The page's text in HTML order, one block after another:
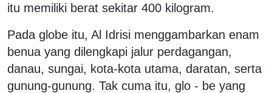
itu memiliki berat sekitar 400 kilogram.
Pada globe itu, Al Idrisi menggambarkan enam
benua yang dilengkapi jalur perdagangan,
danau, sungai, kota-kota utama, daratan, serta
gunung-gunung. Tak cuma itu, glo - be yang